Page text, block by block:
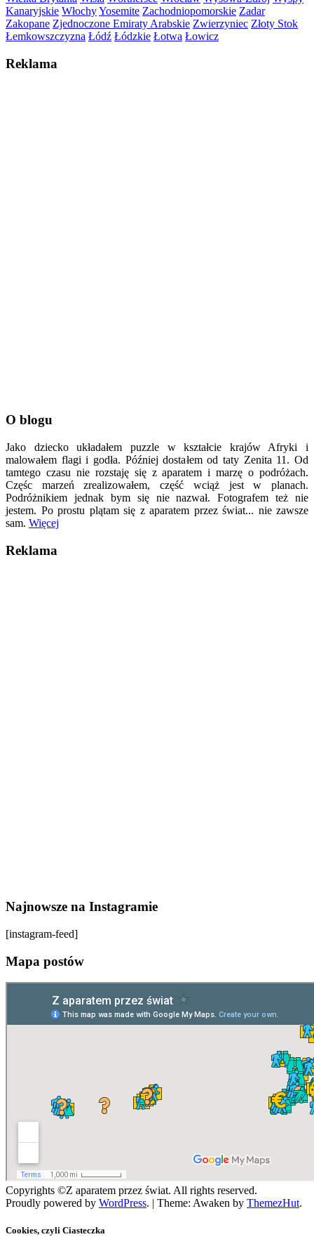
Kanaryjskie WłochyYosemite Zachodniopomorskie Zadar
Zakopane Zjednoczone Emiraty Arabskie Zwierzyniec Złoty Stok
Łemkowszczyzna Łódź Łódzkie Łotwa Łowicz
Reklama
O blogu
Jako dziecko układałem puzzle w kształcie krajów Afryki i
malowałem flagi i godła. Później dostałem od taty Zenita 11. Od
tamtego czasu nie rozstaję się z aparatem i marzę o podróżach.
Częśc marzeń zrealizowałem, część wciąż jest w planach.
Podróżnikiem jednak bym się nie nazwał. Fotografem też nie
jestem. Po prostu plątam się z aparatem przez świat... nie zawsze
sam. Więcej
Reklama
Najnowsze na Instagramie
[instagram-feed]
Mapa postów
Copyrights ©Z aparatem przez świat. All rights reserved.
Proudly powered by WordPress. | Theme: Awaken by ThemezHut.
Cookies, czyli Ciasteczka